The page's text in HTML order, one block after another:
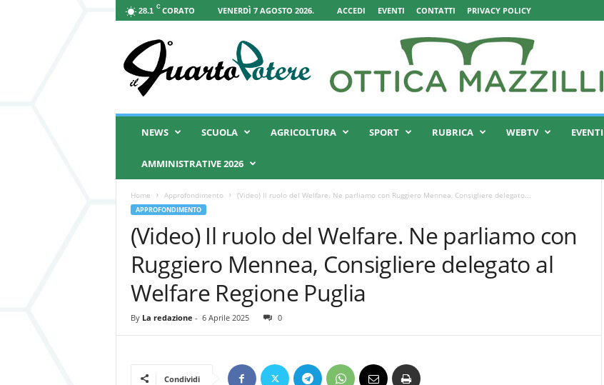
28.1 C CORATO VENERDÌ 7 AGOSTO 2026. ACCEDI EVENTI CONTATTI PRIVACY POLICY
Q
NEWS SCUOLA AGRICOLTURA SPORT RUBRICA WEBTV EVENTI
AMMINISTRATIVE 2026
Home Approfondimento (Video) Il ruolo del Welfare. Ne parliamo con Ruggiero Mennea, Consigliere delegato...
APPROFONDIMENTO
(Video) Il ruolo del Welfare. Ne parliamo con
Ruggiero Mennea, Consigliere delegato al
Welfare Regione Puglia
By La redazione - 6 Aprile 2025 0
Condividi